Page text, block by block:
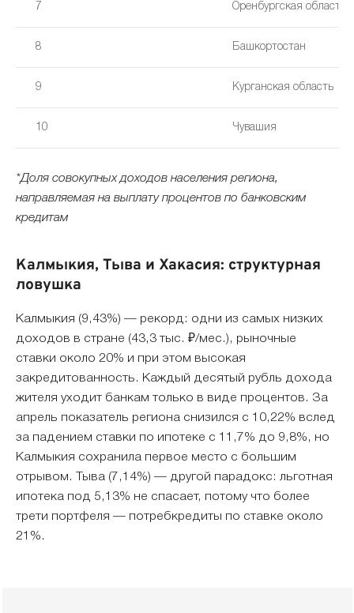
7 Оренбургская область
8 Башкортостан
9 Курганская область
10 Чувашия
*Доля совокупных доходов населения региона,
направляемая на выплату процентов по банковским
кредитам
Калмыкия, Тыва и Хакасия: структурная
ловушка
Калмыкия (9,43%) — рекорд: одни из самых низких
доходов в стране (43,3 тыс. ₽/мес.), рыночные
ставки около 20% и при этом высокая
закредитованность. Каждый десятый рубль дохода
жителя уходит банкам только в виде процентов. За
апрель показатель региона снизился с 10,22% вслед
за падением ставки по ипотеке с 11,7% до 9,8%, но
Калмыкия сохранила первое место с большим
отрывом. Тыва (7,14%) — другой парадокс: льготная
ипотека под 5,13% не спасает, потому что более
трети портфеля — потребкредиты по ставке около
21%.